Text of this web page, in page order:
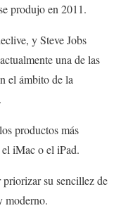
produjo en 2011.
y Steve Jobs
una de las
el ámbito de la
productos más
iMac o el iPad.
priorizar su sencillez de
moderno.